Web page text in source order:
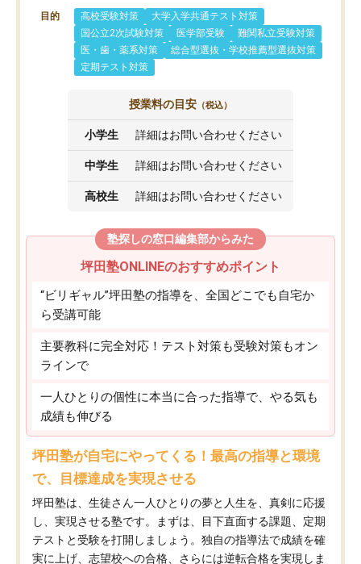
目的 高校受験対策
大学入学共通テスト対策
国公立2次試験対策
医学部受験
難関私立受験対策
医・歯・薬系対策
総合型選抜・学校推薦型選抜対策
定期テスト対策
授業料の目安 （税込）
小学生 詳細はお問い合わせください
中学生 詳細はお問い合わせください
高校生 詳細はお問い合わせください
塾探しの窓口編集部からみた
坪田塾ONLINEのおすすめポイント
“ビリギャル”坪田塾の指導を、全国どこでも自宅か
ら受講可能
主要教科に完全対応！テスト対策も受験対策もオン
ラインで
一人ひとりの個性に本当に合った指導で、やる気も
成績も伸びる
坪田塾が自宅にやってくる！最高の指導と環境
で、目標達成を実現させる
坪田塾は、生徒さん一人ひとりの夢と人生を、真剣に応援
し、実現させる塾です。まずは、目下直面する課題、定期
テストと受験を打開しましょう。独自の指導法で成績を確
実に上げ、志望校への合格、さらには逆転合格を実現しま